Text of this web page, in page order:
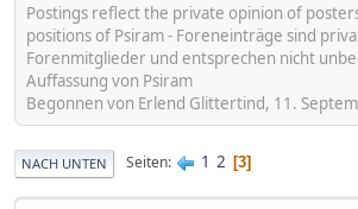
Postings reflect the private opinion of
positions of Psiram - Foreneinträge sind
Forenmitglieder und entsprechen nicht
Auffassung von Psiram
Begonnen von Erlend Glittertind, 11.
NACH UNTEN Seiten 1 2 3